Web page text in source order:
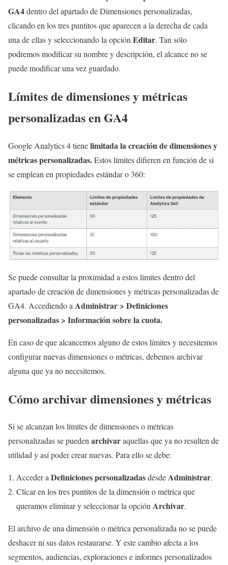
GA4dentro del apartado de Dimensiones personalizadas,
clicando en los tres puntitos que aparecen a la derecha de cada
una de ellas y seleccionando la opción Editar. Tan sólo
podremos modificar su nombre y descripción, el alcance no se
puede modificar una vez guardado.
Límites de dimensiones y métricas
personalizadas en GA4
Google Analytics 4 tienelimitada la creación de dimensiones y
métricas personalizadas.Estos límitesdifieren en función de si
se emplean en propiedades estándar o 360:
Se puede consultar la proximidad a estos límites dentro del
apartado de creación de dimensiones y métricas personalizadas de
GA4. Accediendo a Administrar > Definiciones
personalizadas > Información sobre la cuota.
En caso de que alcancemos alguno de estos límites y necesitemos
configurar nuevas dimensiones o métricas, debemos archivar
alguna que ya no necesitemos.
Cómo archivar dimensiones y métricas
Si se alcanzan los límites de dimensiones o métricas
personalizadas se puedenarchivaraquellas que ya no resulten de
utilidad y así poder crear nuevas. Para ello se debe:
Acceder aDefiniciones personalizadasdesdeAdministrar.
Clicar en los tres puntitos de la dimensión o métrica que
queramos eliminar y seleccionar la opciónArchivar.
El archivo de una dimensión o métrica personalizada no se puede
deshacer ni sus datos restaurarse. Y este cambio afecta a los
segmentos, audiencias, exploraciones e informes personalizados